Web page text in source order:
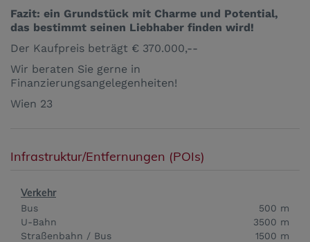
Fazit: ein Grundstück mit Charme und Potential,
das bestimmt seinen Liebhaber finden wird!
Der Kaufpreis beträgt € 370.000,--
Wir beraten Sie gerne in
Finanzierungsangelegenheiten!
Wien 23
Infrastruktur/Entfernungen (POIs)
Verkehr
Bus
500 m
U-Bahn
3500 m
Straßenbahn / Bus
1500 m